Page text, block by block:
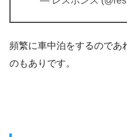
頻繁に車中泊をするのであ
のもありです。